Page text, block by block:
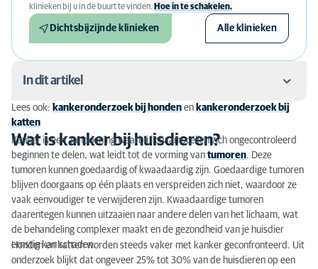
klinieken bij u in de buurt te vinden. Hoe in te schakelen.
Dichtsbijzijnde klinieken Alle klinieken
In dit artikel
Wat is kanker bij huisdieren?
Wanneer is onderzoek nodig?
Hoe wordt kanker gediagnosticeerd?
Behandelingsopties
Voorbereiding en nazorg
Kosten van kankerbehandeling bij huisdieren
Lees ook: kankeronderzoek bij honden en kankeronderzoek bij
katten
Wat is kanker bij huisdieren?
Kanker is een aandoening waarbij lichaamscellen zich ongecontroleerd
beginnen te delen, wat leidt tot de vorming van tumoren. Deze
tumoren kunnen goedaardig of kwaadaardig zijn. Goedaardige tumoren
blijven doorgaans op één plaats en verspreiden zich niet, waardoor ze
vaak eenvoudiger te verwijderen zijn. Kwaadaardige tumoren
daarentegen kunnen uitzaaien naar andere delen van het lichaam, wat
de behandeling complexer maakt en de gezondheid van je huisdier
ernstig kan schaden.
Honden en katten worden steeds vaker met kanker geconfronteerd. Uit
onderzoek blijkt dat ongeveer 25% tot 30% van de huisdieren op een